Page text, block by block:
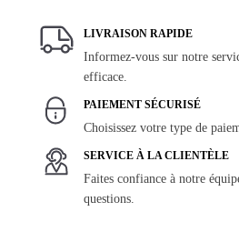
LIVRAISON RAPIDE
Informez-vous sur notre
efficace.
PAIEMENT SÉCURISÉ
Choisissez votre type de
SERVICE À LA CLIENTÈLE
Faites confiance à notre
questions.